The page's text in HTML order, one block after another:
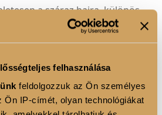
felhasználása
feldolgozzuk az Ön személyes
Ön IP-címét, olyan technológiákat
a száraz hajra, különös
frizura rögzítésére!
biztosítson